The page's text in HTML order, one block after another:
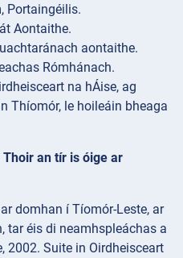
Portaingéilis.
Aontaithe.
aontaithe.
Rómhánach.
na hÁise, ag
Thíomór, le hoileáin bheaga
an tír is óige ar
domhan í Tíomór-Leste, ar
tar éis di neamhspleáchas a
2002. Suite in Oirdheisceart